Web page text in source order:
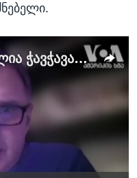
ზაზა ბიბილაშვილი - ილია ჭავჭავაძის სახელობის ევროპული კვლევებისა და სამოქალაქო განათლების ცენტრის დამფუძნებელი
available